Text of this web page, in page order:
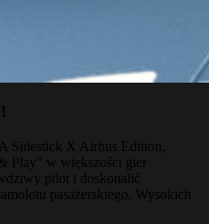
Sidestick X Airbus Edition,
Play” w większości gier
pilot i doskonalić
pasażerskiego. Wysokich